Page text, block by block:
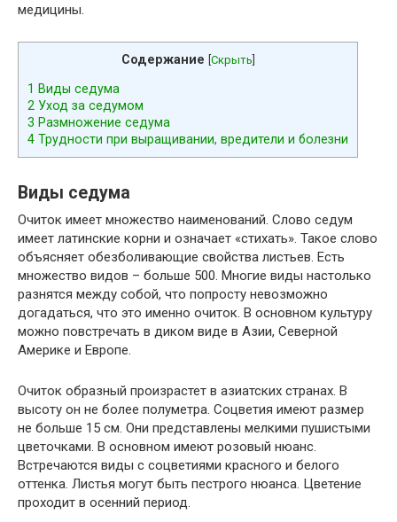
медицины.
Содержание [Скрыть]
1 Виды седума
2 Уход за седумом
3 Размножение седума
4 Трудности при выращивании, вредители и болезни
Виды седума
Очиток имеет множество наименований. Слово седум
имеет латинские корни и означает «стихать». Такое слово
объясняет обезболивающие свойства листьев. Есть
множество видов – больше 500. Многие виды настолько
разнятся между собой, что попросту невозможно
догадаться, что это именно очиток. В основном культуру
можно повстречать в диком виде в Азии, Северной
Америке и Европе.
Очиток образный произрастет в азиатских странах. В
высоту он не более полуметра. Соцветия имеют размер
не больше 15 см. Они представлены мелкими пушистыми
цветочками. В основном имеют розовый нюанс.
Встречаются виды с соцветиями красного и белого
оттенка. Листья могут быть пестрого нюанса. Цветение
проходит в осенний период.